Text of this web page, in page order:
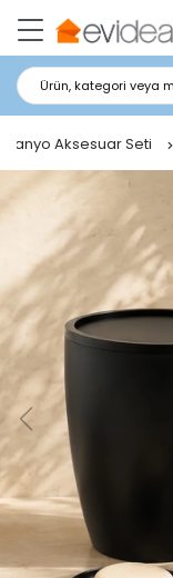
Ürün, kategori veya
Banyo Aksesuar Seti